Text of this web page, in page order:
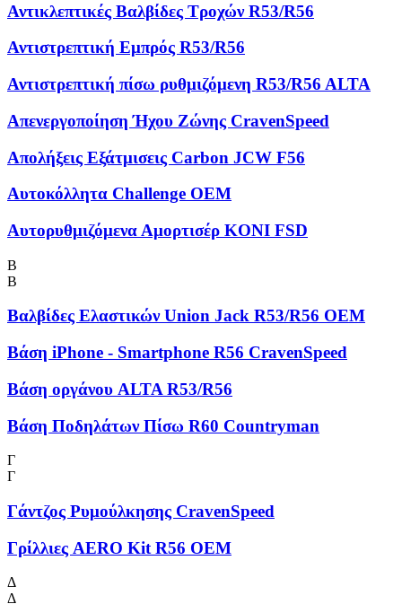
Αντικλεπτικές Βαλβίδες Τροχών R53/R56
Αντιστρεπτική Εμπρός R53/R56
Αντιστρεπτική πίσω ρυθμιζόμενη R53/R56 ALTA
Απενεργοποίηση Ήχου Ζώνης CravenSpeed
Απολήξεις Εξάτμισεις Carbon JCW F56
Αυτοκόλλητα Challenge OEM
Αυτορυθμιζόμενα Αμορτισέρ KONI FSD
Β
Β
Βαλβίδες Ελαστικών Union Jack R53/R56 OEM
Βάση iPhone - Smartphone R56 CravenSpeed
Βάση οργάνου ALTA R53/R56
Βάση Ποδηλάτων Πίσω R60 Countryman
Γ
Γ
Γάντζος Ρυμούλκησης CravenSpeed
Γρίλλιες AERO Kit R56 OEM
Δ
Δ